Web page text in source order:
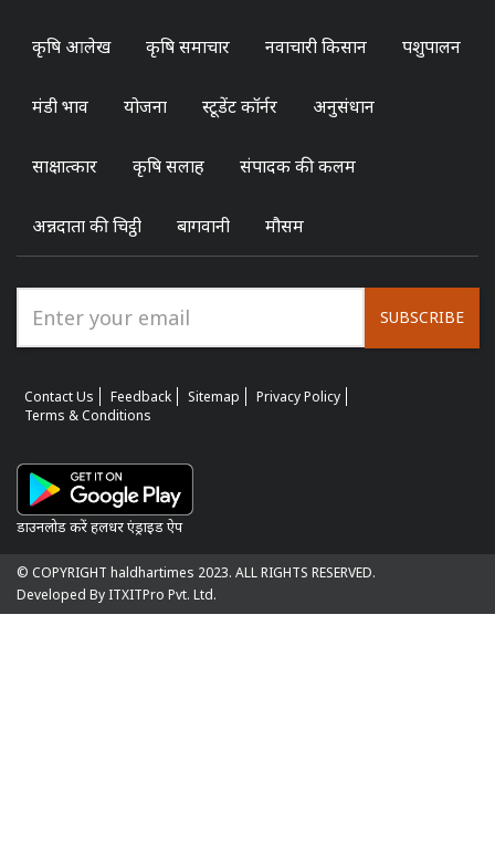
कृषि आलेख कृषि समाचार नवाचारी किसान पशुपालन
मंडी भाव योजना स्टूडेंट कॉर्नर अनुसंधान
साक्षात्कार कृषि सलाह संपादक की कलम
अन्नदाता की चिट्ठी बागवानी मौसम
SUBSCRIBE
Contact Us Feedback Sitemap
Privacy Policy
Terms & Conditions
डाउनलोड करें हलधर एंड्राइड ऐप
© COPYRIGHT haldhartimes 2023. ALL RIGHTS RESERVED.
Developed By ITXITPro Pvt. Ltd.